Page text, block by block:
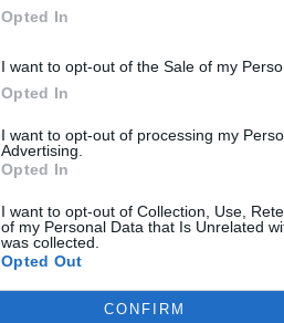
Opted In
I want to opt-out of the Sale of my
Opted In
I want to opt-out of processing my
Advertising.
Opted In
I want to opt-out of Collection, Use,
of my Personal Data that Is Unrelated
was collected.
Opted Out
CONFIRM